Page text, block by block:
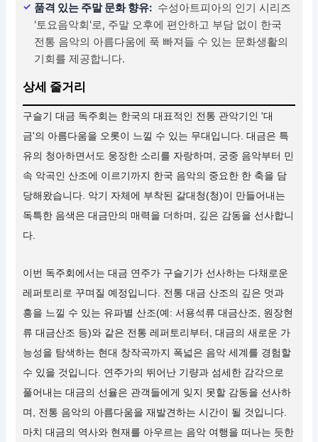
품격 있는 주말 문화 향유: 수성아트피아의 인기 시리즈
'토요음악회'로, 주말 오후에 편안하고 부담 없이 한국
전통 음악의 아름다움에 푹 빠져들 수 있는 문화생활의
기회를 제공합니다.
상세 줄거리
구슬기 대금 독주회는 한국의 대표적인 전통 관악기인 '대
금'의 아름다움을 오롯이 느낄 수 있는 무대입니다. 대금은 특
유의 청아하면서도 웅장한 소리를 자랑하며, 궁중 음악부터 민
속 악곡인 산조에 이르기까지 한국 음악의 중요한 한 축을 담
당해왔습니다. 악기 자체에 부착된 갈대청(청)이 만들어내는
독특한 음색은 대금만의 매력을 더하며, 깊은 감동을 선사합니
다.
이번 독주회에서는 대금 연주가 구슬기가 선사하는 다채로운
레퍼토리로 꾸며질 예정입니다. 전통 대금 산조의 깊은 멋과
흥을 느낄 수 있는 유파별 산조(예: 서용석류 대금산조, 원장현
류 대금산조 등)와 같은 전통 레퍼토리부터, 대금의 새로운 가
능성을 탐색하는 현대 창작곡까지 폭넓은 음악 세계를 경험할
수 있을 것입니다. 연주가의 뛰어난 기량과 섬세한 감각으로
풀어내는 대금의 선율은 관객들에게 잊지 못할 감동을 선사하
며, 전통 음악의 아름다움을 재발견하는 시간이 될 것입니다.
마치 대금의 역사와 현재를 아우르는 음악 여행을 떠나는 듯한